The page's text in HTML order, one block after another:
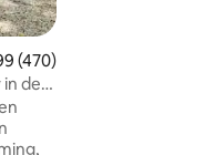
beoordeling van
(470)
de